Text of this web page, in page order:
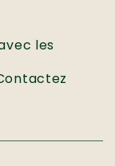
les